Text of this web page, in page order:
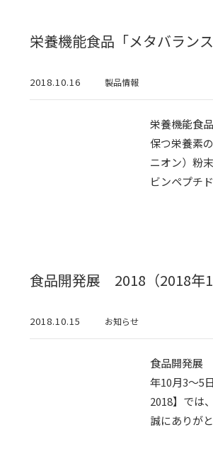
栄養機能食品「メタバラン
2018.10.16 製品情報
栄養機能食
保つ栄養素
ニオン）粉
ビンペプチ
食品開発展 2018（2018年
2018.10.15 お知らせ
食品開発展
年10月3～5
2018】では
誠にありが